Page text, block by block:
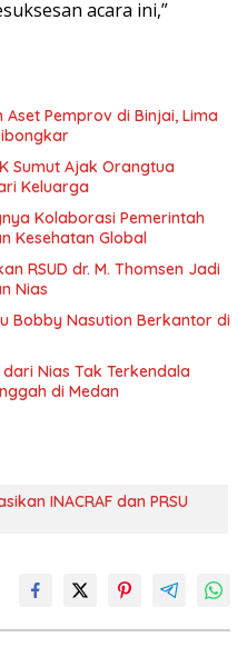
acara ini,”
Aset Pemprov di Binjai, Lima
Sumut Ajak Orangtua
Keluarga
Pemerintah
Kesehatan Global
RSUD dr. M. Thomsen Jadi
Nias
Bobby Nasution Berkantor di
Nias Tak Terkendala
di Medan
INACRAF dan PRSU